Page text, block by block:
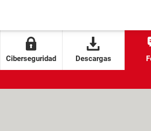
Ciberseguridad Descargas